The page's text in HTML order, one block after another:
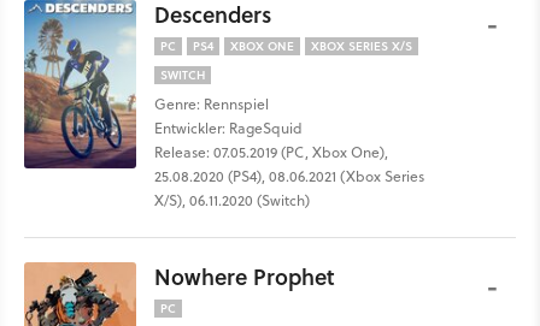
Descenders
PC PS4 XBOX ONE
XBOX SERIES X/S
SWITCH
Genre: Rennspiel
Entwickler: RageSquid
Release: 07.05.2019 (PC, Xbox One),
25.08.2020 (PS4), 08.06.2021 (Xbox Series
X/S), 06.11.2020 (Switch)
-
Nowhere Prophet
PC
-